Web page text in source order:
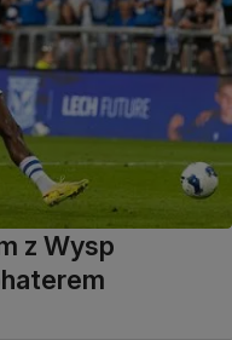
z Wysp